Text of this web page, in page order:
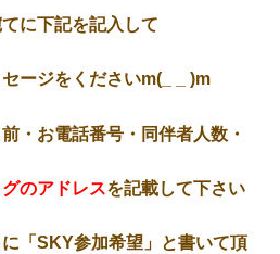
記入して
ださいm(_ _ )m
号・同伴者人数・
のアドレスを記載して下さい
希望」と書いて頂